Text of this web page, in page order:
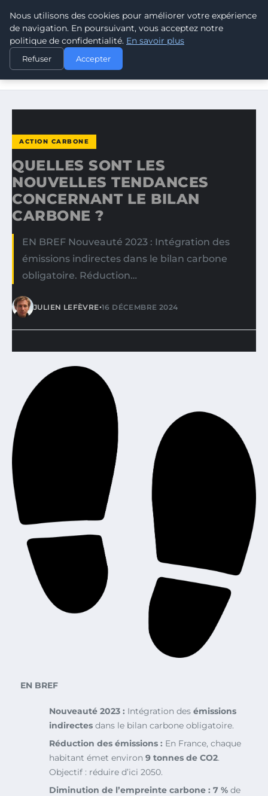
CLIMATE RESPONSE BLOG
ACCUEIL
ACTION CARBONE
QUELLES SONT LES NOUVELLES TENDANCES CONCERNANT
ACTION CARBONE
QUELLES SONT LES
NOUVELLES TENDANCES
CONCERNANT LE BILAN
CARBONE ?
EN BREF Nouveauté 2023 : Intégration des
émissions indirectes dans le bilan carbone
obligatoire. Réduction…
JULIEN LEFÈVRE•16 DÉCEMBRE 2024
EN BREF
Nouveauté 2023 : Intégration des émissions
indirectes dans le bilan carbone obligatoire.
Réduction des émissions : En France, chaque
habitant émet environ 9 tonnes de CO2.
Objectif : réduire d’ici 2050.
Diminution de l’empreinte carbone : 7 % de
Nous utilisons des cookies pour améliorer votre expérience
de navigation. En poursuivant, vous acceptez notre
politique de confidentialité. En savoir plus
Refuser Accepter